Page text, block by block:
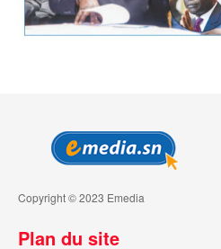
Copyright © 2023 Emedia
Plan du site